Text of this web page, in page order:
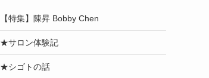
【特集】陳昇 Bobby Chen
★サロン体験記
★シゴトの話